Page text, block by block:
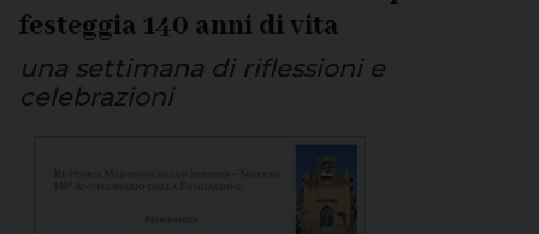
festeggia 140 anni di vita
una settimana di riflessioni e
celebrazioni